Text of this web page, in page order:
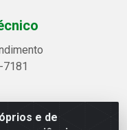
e de
Alegre, 2521 -